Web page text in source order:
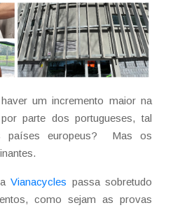
um incremento maior na
parte dos portugueses, tal
países europeus? Mas os
Vianacycles passa sobretudo
como sejam as provas